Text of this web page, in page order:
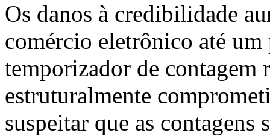
Os danos à credibilidade
comércio eletrônico até
temporizador de contagem
estruturalmente
suspeitar que as contagens